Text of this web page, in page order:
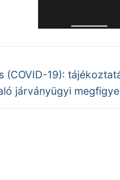
(COVID-19):
járványügyi